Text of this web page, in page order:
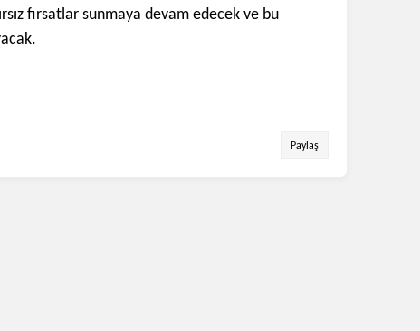
fırsatlar sunmaya devam edecek ve bu
Paylaş